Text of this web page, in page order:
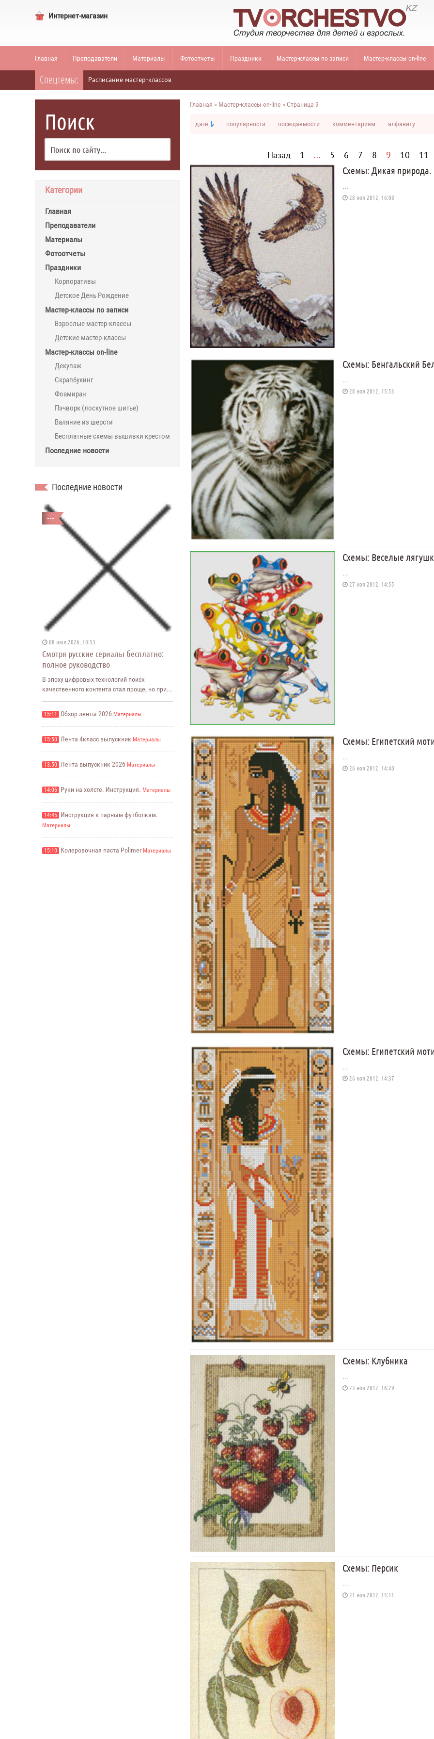
Интернет-магазин
Главная Преподаватели Материалы Фотоотчеты Праздники Мастер-классы по записи Мастер-классы on-line
Спецтемы: Расписание мастер-классов
Поиск
Категории
Главная
Преподаватели
Материалы
Фотоотчеты
Праздники
Корпоративы
Детское День Рождение
Мастер-классы по записи
Взрослые мастер-классы
Детские мастер-классы
Мастер-классы on-line
Декупаж
Скрапбукинг
Фоамиран
Пэчворк (лоскутное шитье)
Валяние из шерсти
Бесплатные схемы вышивки крестом
Последние новости
Последние новости
---
08 июл 2026, 10:53
Смотря русские сериалы бесплатно:
полное руководство
В эпоху цифровых технологий поиск
качественного контента стал проще, но при...
15:11 Обзор ленты 2026 Материалы
15:50 Лента 4класс выпускник Материалы
13:50 Лента выпускник 2026 Материалы
14:06 Руки на холсте. Инструкция. Материалы
14:45 Инструкция к парным футболкам.
Материалы
15:10 Колеровочная паста Polimer Материалы
Главная » Мастер-классы on-line » Страница 9
дате популярности посещаемости комментариям алфавиту
Назад 1 ... 5 6 7 8 9 10 11
Схемы: Дикая
...
28 ноя 2012, 16:08
Схемы: Бенгальский
...
28 ноя 2012, 15:53
Схемы: Веселые
...
27 ноя 2012, 14:55
Схемы: Египетский
...
26 ноя 2012, 14:40
Схемы: Египетский
...
26 ноя 2012, 14:37
Схемы: Клубника
...
23 ноя 2012, 16:29
Схемы: Персик
...
21 ноя 2012, 15:11